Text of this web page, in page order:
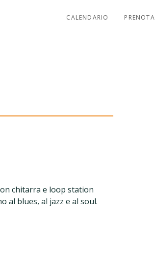
CALENDARIO PRENOTA
chitarra e loop station
al blues, al jazz e al soul.